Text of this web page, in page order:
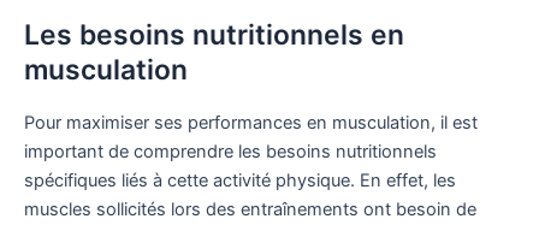
Les besoins nutritionnels en
musculation
Pour maximiser ses performances en musculation, il est
important de comprendre les besoins nutritionnels
spécifiques liés à cette activité physique. En effet, les
muscles sollicités lors des entraînements ont besoin de